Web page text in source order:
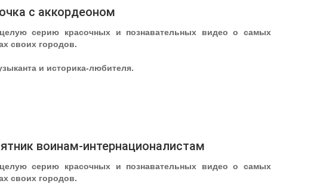
с аккордеоном
серию красочных и познавательных видео о самых
своих городов.
и историка-любителя.
воинам-интернационалистам
серию красочных и познавательных видео о самых
своих городов.